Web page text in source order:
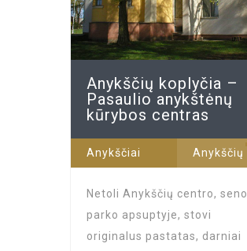
Anykščių koplyčia –
Pasaulio anykštėnų
kūrybos centras
Anykščiai
Anykščių
Pasaulio
anykštėnų
kūrybos
Netoli Anykščių centro, seno
parko apsuptyje, stovi
originalus pastatas, darniai